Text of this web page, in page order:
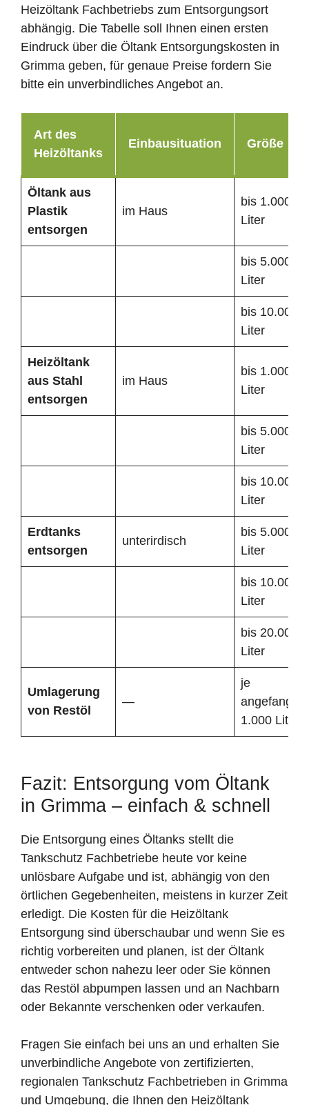
Heizöltank Fachbetriebs zum Entsorgungsort
abhängig. Die Tabelle soll Ihnen einen ersten
Eindruck über die Öltank Entsorgungskosten in
Grimma geben, für genaue Preise fordern Sie
bitte ein unverbindliches Angebot an.
Art des
Heizöltanks
Einbausituation Größe
Öltank aus
Plastik
entsorgen
im Haus
bis 1.000
Liter
bis 5.000
Liter
bis 10.000
Liter
Heizöltank
aus Stahl
entsorgen
im Haus
bis 1.000
Liter
bis 5.000
Liter
bis 10.000
Liter
Erdtanks
entsorgen
unterirdisch
bis 5.000
Liter
bis 10.000
Liter
bis 20.000
Liter
Umlagerung
von Restöl
—
je
1.000 Liter
Fazit: Entsorgung vom Öltank
in Grimma – einfach & schnell
Die Entsorgung eines Öltanks stellt die
Tankschutz Fachbetriebe heute vor keine
unlösbare Aufgabe und ist, abhängig von den
örtlichen Gegebenheiten, meistens in kurzer Zeit
erledigt. Die Kosten für die Heizöltank
Entsorgung sind überschaubar und wenn Sie es
richtig vorbereiten und planen, ist der Öltank
entweder schon nahezu leer oder Sie können
das Restöl abpumpen lassen und an Nachbarn
oder Bekannte verschenken oder verkaufen.
Fragen Sie einfach bei uns an und erhalten Sie
unverbindliche Angebote von zertifizierten,
regionalen Tankschutz Fachbetrieben in Grimma
und Umgebung, die Ihnen den Heizöltank